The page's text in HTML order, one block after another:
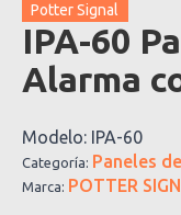
Potter Signal
IPA-60
Alarma
Modelo: IPA-60
Categoría: Paneles
Marca: POTTER